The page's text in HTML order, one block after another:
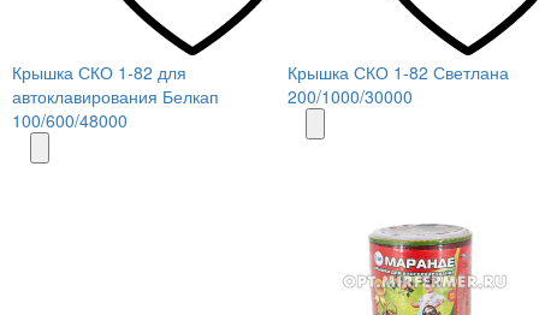
Крышка СКО 1-82 для
автоклавирования Белкап
100/600/48000
Крышка СКО 1-82 Светлана
200/1000/30000